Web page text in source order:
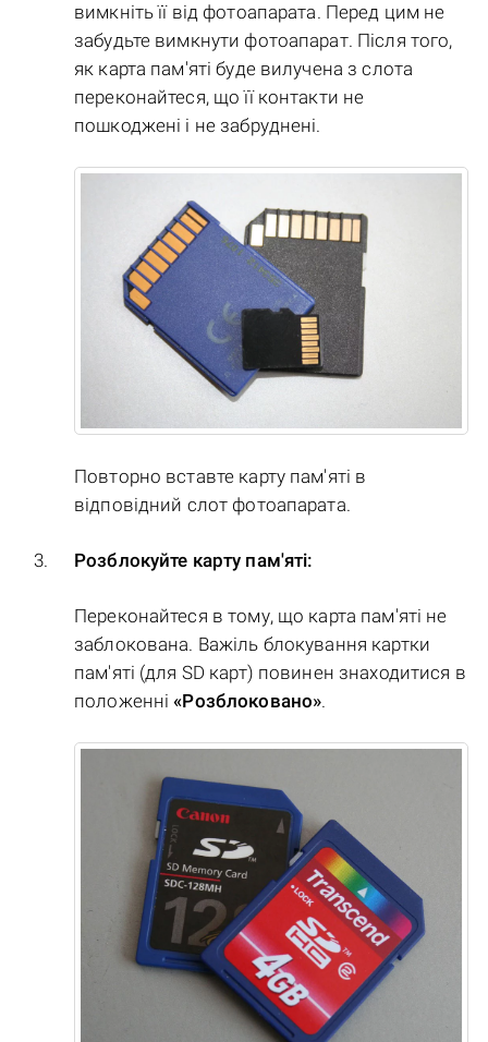
вимкніть її від фотоапарата. Перед цим не
забудьте вимкнути фотоапарат. Після того,
як карта пам'яті буде вилучена з слота
переконайтеся, що її контакти не
пошкоджені і не забруднені.
Повторно вставте карту пам'яті в
відповідний слот фотоапарата.
Розблокуйте карту пам'яті:
Переконайтеся в тому, що карта пам'яті не
заблокована. Важіль блокування картки
пам'яті (для SD карт) повинен знаходитися в
положенні«Розблоковано».